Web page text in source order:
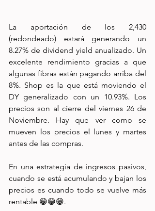
La aportación de los 2,430
(redondeado) estará generando un
8.27% de dividend yield anualizado. Un
excelente rendimiento gracias a que
algunas fibras están pagando arriba del
8%. Shop es la que está moviendo el
DY generalizado con un 10.93%. Los
precios son al cierre del viernes 26 de
Noviembre. Hay que ver como se
mueven los precios el lunes y martes
antes de las compras.
En una estrategia de ingresos pasivos,
cuando se está acumulando y bajan los
precios es cuando todo se vuelve más
rentable 😁😁😁.